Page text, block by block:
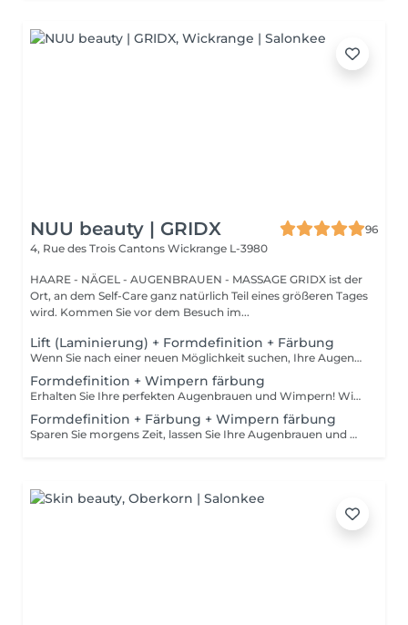
NUU beauty | GRIDX
96
4, Rue des Trois Cantons Wickrange L-3980
HAARE - NÄGEL - AUGENBRAUEN - MASSAGE GRIDX ist der
Ort, an dem Self-Care ganz natürlich Teil eines größeren Tages
wird. Kommen Sie vor dem Besuch im...
Lift (Laminierung) + Formdefinition + Färbung
Wenn Sie nach einer neuen Möglichkeit suchen, Ihre Augenbrauen zu verbessern, brauchen Sie nicht weiter zu suchen als die Augenbrauenlifting-Behandlung! Während des Prozesses bedeckt die Spezialistin die Haare mit speziellen Zusammensetzungen für langanhaltendes Styling und Fixierung. Die Augenbrauenlaminierung geht mit einer Färbung einher. Das Ergebnis sind helle, ordentliche und gepflegte Augenbrauen, und die gewünschte Form bleibt lange Zeit unverändert. Wie wird das Augenbrauenlifting durchgeführt? - Beratung (um die perfekte Form und Farbe zu besprechen) - Vorbereitung (Augenbrauen werden gewaschen und markiert) - Augenbrauenstyling wird aufgetragen - Augenbrauenfixierung wird aufgetragen - zupfen (Überschüssige Haare werden mit einer Pinzette entfernt) - färben (Farbe oder Henna wird aufgetragen) - Produkte werden von den Augenbrauen entfernt - Antiseptikum und Creme werden aufgetragen - Augenbrauen werden in die gewünschte Position gebürstet Altersbeschränkungen: empfohlenes Mindestalter ab 16 Jahren. Empfehlungen nach dem Eingriff: die Augenbrauen 24 Stunden lang nicht waschen, keine Sauna besuchen und kein Make-up auftragen. Frequenz: einmal in 6-8 Wochen.
Formdefinition + Wimpern färbung
Erhalten Sie Ihre perfekten Augenbrauen und Wimpern! Wie wird die Form Definierung + Wimpern färben durchgeführt? - Beratung (um die perfekte Form und Farbe zu besprechen) - Vorbereitung (Augenbrauen werden gewaschen und markiert) - wachsen (Überschüssige Haare werden mit Wachs entfernt) - zupfen (Überschüssige Haare werden mit einer Pinzette entfernt) - Antiseptikum und Creme werden aufgetragen - Wimpern werden gewaschen - Augencreme wird aufgetragen - Klebeband und die Patches werden aufgetragen - färben - Klebeband und die Patches werden entfernt Altersbeschränkungen: empfohlenes Mindestalter ab 12 Jahren. Empfehlungen nach dem Eingriff: in den ersten 4 Stunden nach dem Eingriff keine Makeup-Produkte auf die Haut in der Nähe der Augenbrauen auftragen. Die Wimpern 24 Stunden nach dem Eingriff nicht nass machen. Frequenz: einmal in 3-4 Wochen.
Formdefinition + Färbung + Wimpern färbung
Sparen Sie morgens Zeit, lassen Sie Ihre Augenbrauen und Wimpern machen! Wie wird die Formgebung, das Färben Augenbrauen und Wimpern durchgeführt? - Beratung (um die perfekte Form und Farbe zu besprechen) - Vorbereitung (Augenbrauen werden gewaschen und markiert) - wachsen (Überschüssige Haare werden mit Wachs entfernt) - zupfen (Überschüssige Haare werden mit einer Pinzette entfernt) - färben (Farbe oder Henna wird aufgetragen) - Überschüssige Farbe wird entfernt - Antiseptikum und Creme werden aufgetragen - Wimpern werden gewaschen - Augencreme wird aufgetragen - Klebeband und die Patches werden aufgetragen - färben - Klebeband und die Patches werden entfernt Altersbeschränkungen: empfohlenes Mindestalter ab 14 Jahren. Empfehlungen nach dem Eingriff: die Augenbrauen und Wimpern vor 24 Stunden nicht nass machen und kein Make-up auftragen. Frequenz: einmal in 3-4 Wochen.